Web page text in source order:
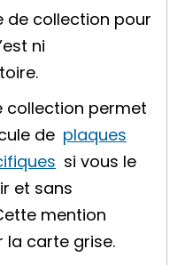
de collection pour
ni
collection permet
de plaques
si vous le
et sans
mention
la carte grise.